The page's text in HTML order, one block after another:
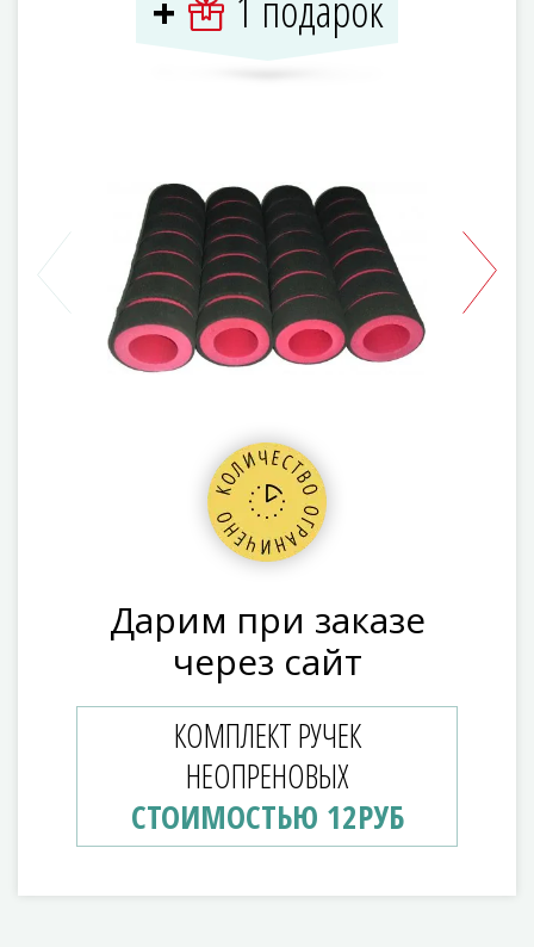
+ 1 подарок
Дарим при заказе
через сайт
КОМПЛЕКТ РУЧЕК
НЕОПРЕНОВЫХ
СТОИМОСТЬЮ 12РУБ